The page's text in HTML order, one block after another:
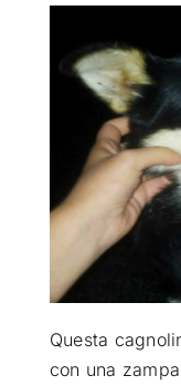
CHI SIAMO
RUBRICHE
SEMPRE CON ME
Questa
con una